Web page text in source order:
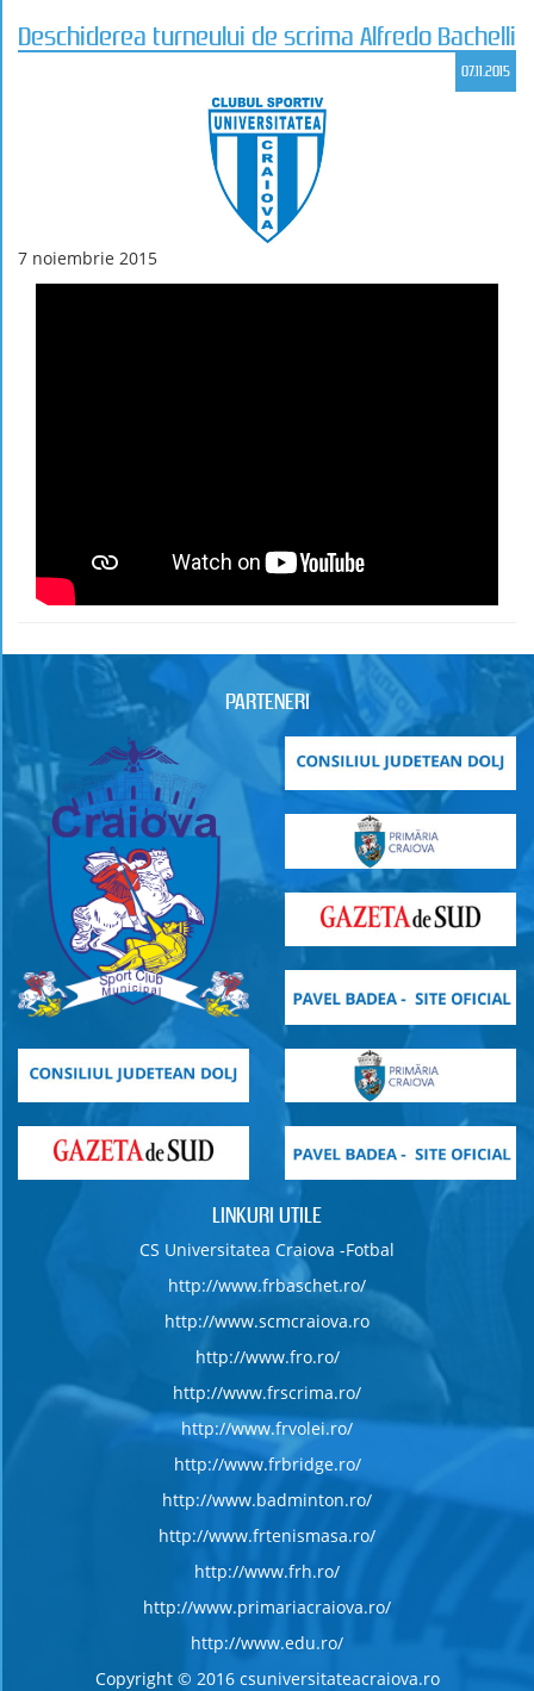
Deschiderea turneului de scrima Alfredo Bachelli
07.11.2015
7 noiembrie 2015
PARTENERI
LINKURI UTILE
CS Universitatea Craiova -Fotbal
http://www.frbaschet.ro/
http://www.scmcraiova.ro
http://www.fro.ro/
http://www.frscrima.ro/
http://www.frvolei.ro/
http://www.frbridge.ro/
http://www.badminton.ro/
http://www.frtenismasa.ro/
http://www.frh.ro/
http://www.primariacraiova.ro/
http://www.edu.ro/
Copyright © 2016 csuniversitateacraiova.ro